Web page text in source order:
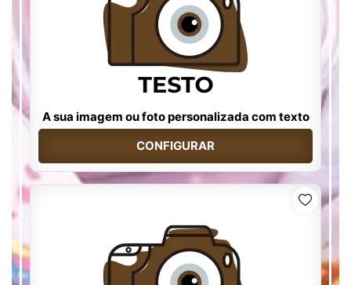
A sua imagem ou foto personalizada com texto
CONFIGURAR